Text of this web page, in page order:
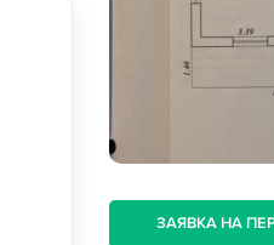
ЗАЯВКА НА